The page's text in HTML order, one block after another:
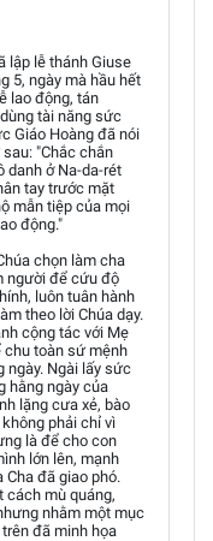
lập lễ thánh Giuse
5, ngày mà hầu hết
lao động, tán
tài năng sức
Giáo Hoàng đã nói
"Chắc chắn
danh ở Na-da-rét
tay trước mặt
mẫn tiệp của mọi
động."
chọn làm cha
người để cứu độ
luôn tuân hành
theo lời Chúa dạy.
cộng tác với Mẹ
chu toàn sứ mệnh
ngày. Ngài lấy sức
hằng ngày của
lặng cưa xẻ, bào
phải chỉ vì
là để cho con
lớn lên, mạnh
Cha đã giao phó.
cách mù quáng,
nhằm một mục
đã minh họa